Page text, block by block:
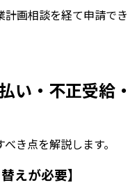
画相談を経て申請で
い・不正受給
き点を解説します。
えが必要】